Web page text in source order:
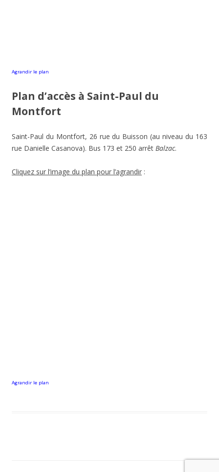
Agrandir le plan
Plan d’accès à Saint-Paul du
Montfort
Saint-Paul du Montfort, 26 rue du Buisson (au niveau du 163
rue Danielle Casanova). Bus 173 et 250 arrêt Balzac.
Cliquez sur l’image du plan pour l’agrandir :
Agrandir le plan